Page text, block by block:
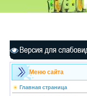
Меню сайта
Главная страница